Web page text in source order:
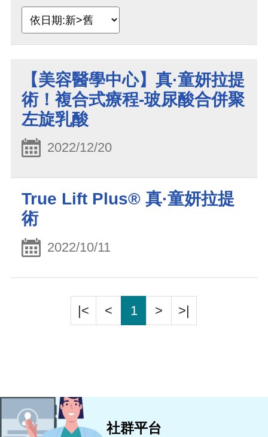
【美容醫學中心】真·童妍拉提
術！複合式療程-玻尿酸合併聚
左旋乳酸
2022/12/20
True Lift Plus® 真·童妍拉提
術
2022/10/11
|< < 1 > >|
社群平台